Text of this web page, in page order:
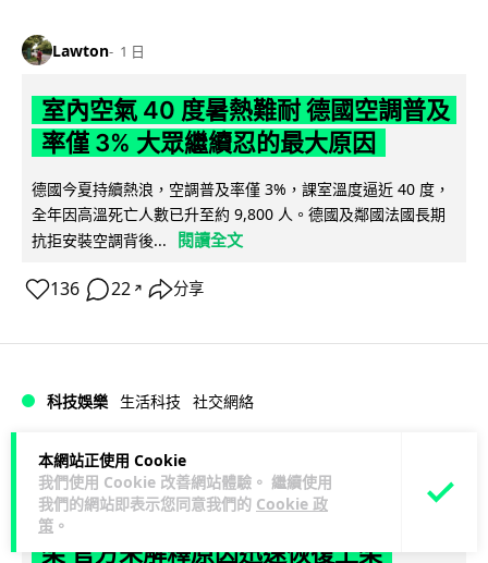
本網站正使用 Cookie
我們使用 Cookie 改善網站體驗。 繼續使用
我們的網站即表示您同意我們的 Cookie 政
策 。
Lawton 1 日
室內空氣 40 度暑熱難耐 德國空調普及
率僅 3% 大眾繼續忍的最大原因
德國今夏持續熱浪，空調普及率僅 3%，課室溫度逼近 40 度，
全年因高溫死亡人數已升至約 9,800 人。德國及鄰國法國長期
抗拒安裝空調背後...
閱讀全文
136 22 ↗ 分享
科技娛樂 生活科技 社交網絡
Lawton 1 日
Telegram 一度從 Apple App Store 下
架 官方未解釋原因迅速恢復上架